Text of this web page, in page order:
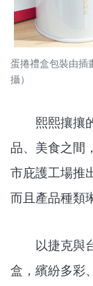
蛋捲禮盒包裝由插
攝）
熙熙攘攘的
品、美食之間
市庇護工場推
而且產品種類
以捷克與台
盒，繽紛多彩